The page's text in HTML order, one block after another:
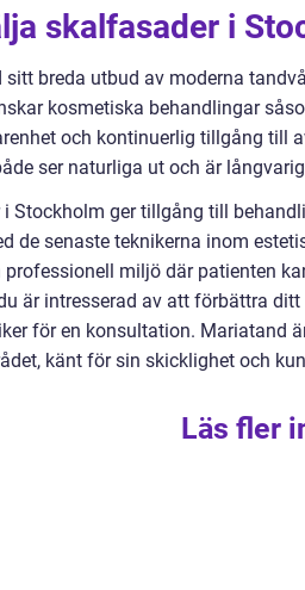
skalfasader i
sitt breda utbud av moderna
kosmetiska behandlingar
och kontinuerlig tillgång till
ser naturliga ut och är
Stockholm ger tillgång till
de senaste teknikerna inom
miljö där patienten
är intresserad av att förbättra
för en konsultation. Mariatand
känt för sin skicklighet och
Läs fler